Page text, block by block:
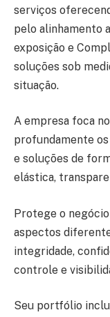
serviços
pelo alinhamento
exposição e
soluções sob
situação.
A empresa foca
profundamente
e soluções de
elástica,
Protege o
aspectos
integridade,
controle e
Seu portfólio